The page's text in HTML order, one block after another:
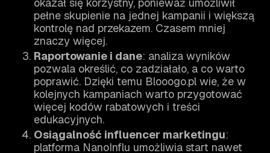
pełne skupienie na jednej kampanii i większą
kontrolę nad przekazem. Czasem mniej
znaczy więcej.
Raportowanie i dane: analiza wyników
pozwala określić, co zadziałało, a co warto
poprawić. Dzięki temu Blooogo.pl wie, że w
kolejnych kampaniach warto przygotować
więcej kodów rabatowych i treści
edukacyjnych.
Osiągalność influencer marketingu:
platforma NanoInflu umożliwia start nawet